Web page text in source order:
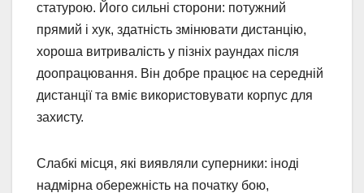
статурою. Його сильні сторони: потужний
прямий і хук, здатність змінювати дистанцію,
хороша витривалість у пізніх раундах після
доопрацювання. Він добре працює на середній
дистанції та вміє використовувати корпус для
захисту.
Слабкі місця, які виявляли суперники: іноді
надмірна обережність на початку бою,